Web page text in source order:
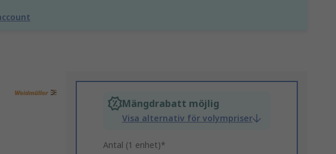
Mängdrabatt möjlig
Visa alternativ för volympriser
Antal (1 enhet)*